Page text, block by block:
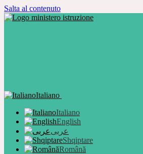
Salta al contenuto
Italiano
Italiano
English
عربى
Shqiptare
Română